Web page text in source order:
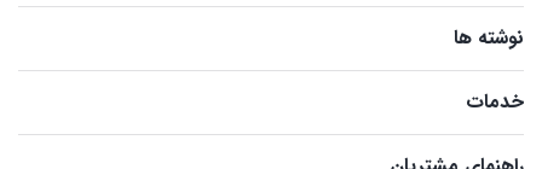
نوشته ها
خدمات